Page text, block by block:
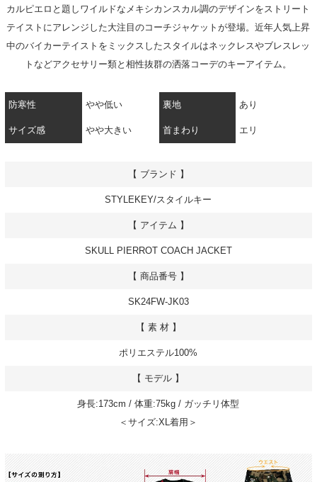
カルピエロと題しワイルドなメキシカンスカル調のデザインをストリート
テイストにアレンジした大注目のコーチジャケットが登場。近年人気上昇
中のバイカーテイストをミックスしたスタイルはネックレスやブレスレッ
トなどアクセサリー類と相性抜群の洒落コーデのキーアイテム。
防寒性 やや低い 裏地 あり
サイズ感 やや大きい 首まわり エリ
【 ブランド 】
STYLEKEY/スタイルキー
【 アイテム 】
SKULL PIERROT COACH JACKET
【 商品番号 】
SK24FW-JK03
【 素 材 】
ポリエステル100%
【 モデル 】
身長:173cm / 体重:75kg / ガッチリ体型
＜サイズ:XL着用＞